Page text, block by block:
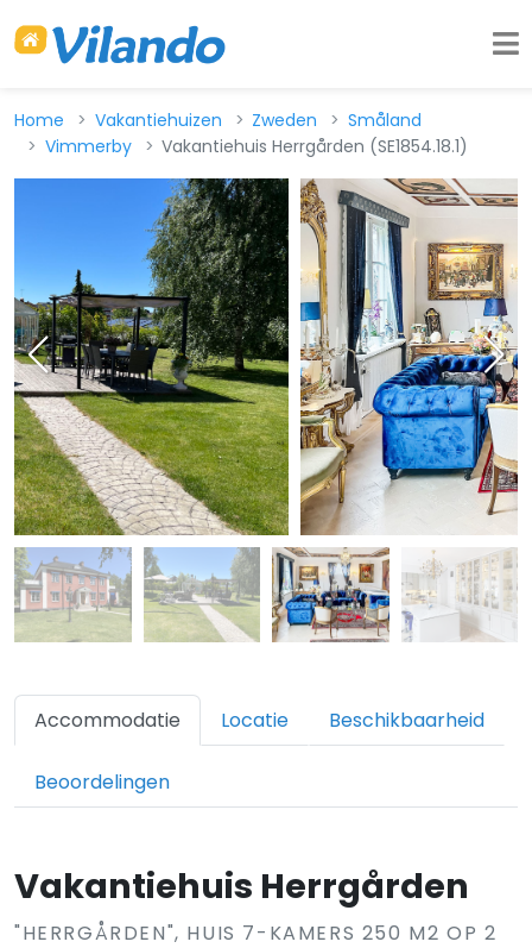
Home Vakantiehuizen Zweden
Småland
Vimmerby
Vakantiehuis Herrgården (SE1854.18.1)
Accommodatie Locatie Beschikbaarheid
Beoordelingen
Vakantiehuis Herrgården
"HERRGÅRDEN", HUIS 7-KAMERS 250 M2 OP 2